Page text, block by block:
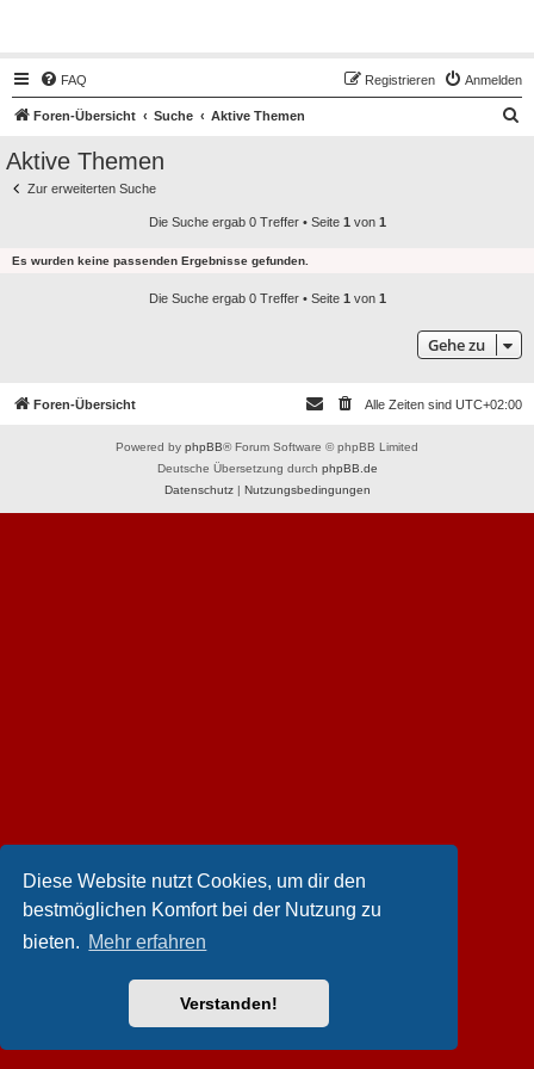
Diese Website nutzt Cookies, um dir den
bestmöglichen Komfort bei der Nutzung zu
bieten. Mehr erfahren
Verstanden!
FAQ Anmelden
Registrieren
Foren-Übersicht Suche Aktive Themen
Aktive Themen
Zur erweiterten Suche
Die Suche ergab 0 Treffer • Seite 1 von 1
Es wurden keine passenden Ergebnisse gefunden.
Die Suche ergab 0 Treffer • Seite 1 von 1
Gehe zu
Foren-Übersicht Alle Zeiten sind UTC+02:00
Powered by phpBB® Forum Software © phpBB Limited
Deutsche Übersetzung durch phpBB.de
Datenschutz| Nutzungsbedingungen